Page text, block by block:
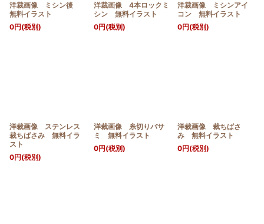
洋裁画像 ミシン後
無料イラスト
0円(税別)
洋裁画像 4本ロックミ
シン 無料イラスト
0円(税別)
洋裁画像 ミシンアイ
コン 無料イラスト
0円(税別)
洋裁画像 ステンレス
裁ちばさみ 無料イラ
スト
0円(税別)
洋裁画像 糸切りバサ
ミ 無料イラスト
0円(税別)
洋裁画像 裁ちばさ
み 無料イラスト
0円(税別)